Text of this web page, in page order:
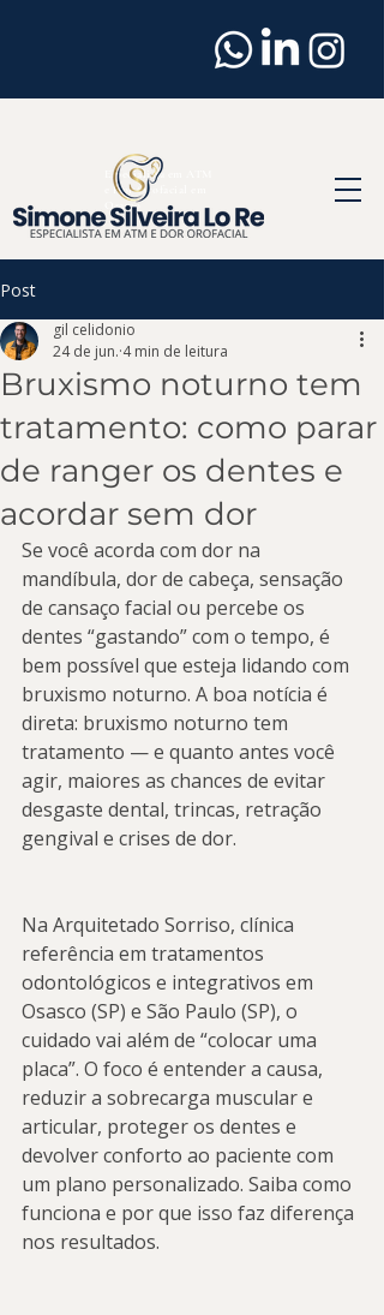
Dentista
Especialista em ATM
e Dor Orofacial em
Osasco
Post
Bruxismo noturno tem
tratamento: como parar
de ranger os dentes e
acordar sem dor
gil celidonio
24 de jun. 4 min de leitura
Se você acorda com dor na
mandíbula, dor de cabeça, sensação
de cansaço facial ou percebe os
dentes “gastando” com o tempo, é
bem possível que esteja lidando com
bruxismo noturno. A boa notícia é
direta: bruxismo noturno tem
tratamento — e quanto antes você
agir, maiores as chances de evitar
desgaste dental, trincas, retração
gengival e crises de dor.
Na Arquitetado Sorriso, clínica
referência em tratamentos
odontológicos e integrativos em
Osasco (SP) e São Paulo (SP), o
cuidado vai além de “colocar uma
placa”. O foco é entender a causa,
reduzir a sobrecarga muscular e
articular, proteger os dentes e
devolver conforto ao paciente com
um plano personalizado. Saiba como
funciona e por que isso faz diferença
nos resultados.